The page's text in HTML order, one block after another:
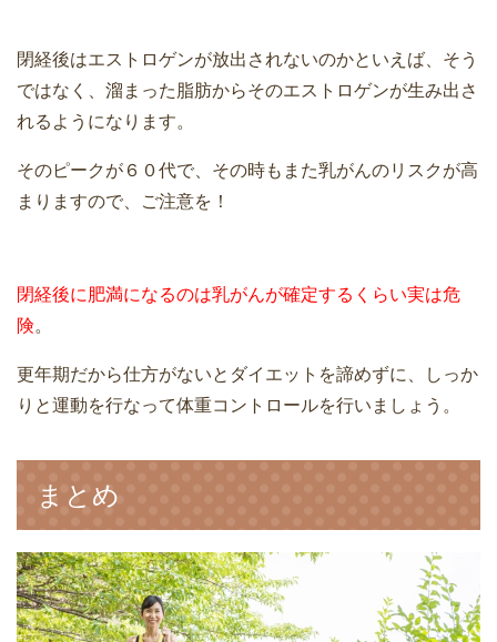
閉経後はエストロゲンが放出されないのかといえば、そう
ではなく、溜まった脂肪からそのエストロゲンが生み出さ
れるようになります。
そのピークが６０代で、その時もまた乳がんのリスクが高
まりますので、ご注意を！
閉経後に肥満になるのは乳がんが確定するくらい実は危
険。
更年期だから仕方がないとダイエットを諦めずに、しっか
りと運動を行なって体重コントロールを行いましょう。
まとめ